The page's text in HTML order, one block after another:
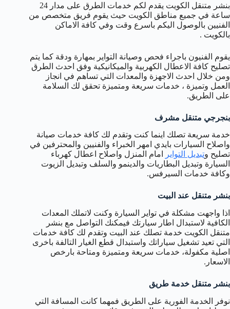
بنشر متنقل الكويت يقدم لكم خدمات الطرق على مدار 24
ساعة في جميع مناطق الكويت حيث يقوم فريق متخصص من
الفنيين بالوصول اليكم باسرع وقت وفي كافة الاماكن
بالكويت .
يقوم الفنيون باجراء فحص وصيانة التواير بمهارة ودقة كما يتم
تصليح كافة الاعطال الكهربية والميكانيكية وفق احدث الطرق
ومن خلال احدث الاجهزة والمعدات التي تساهم في انجاز
العمل وتميزة ، خدمات سريعة ومتميزة تحقق لك السلامة
على الطريق.
بنجرجي متنقل مشرف
خدمة سريعة تصلك اينما كنت وتقدم لك كافة خدمات صيانة
واصلاح السيارات بايدي امهر الخبراء والفنيين والمحترفين في
تصليح وتبديل التواير
امام المنزل واصلاح اعطال كهرباء
السيارة وتبديل البطاريات والدينمو والسلف وتبديل الزيوت
وكافة خدمات السيرفس.
بنشر متنقل عند البيت
اذا واجهت مشكلة في تواير السيارة وكنت لاتملك المعدات
الكافية لاستبدال اطار سيارتك فيمكنك التواصل مع بنشر
متنقل الكويت خدمة تصلك عند البيت وتقدم لك كافة خدمات
التي تعيد تشغيل سياراتك واستبدال قطع الغيار التالفة باخرى
اصلية مكفولة، خدمات سريعة ومتميزة ومتاحة بارخص
الاسعار.
بنشر متنقل خدمة طريق
نوفر الخدمة الفورية على الطريق فمهما كانت المسافة التي